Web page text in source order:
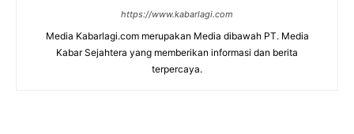
https://www.kabarlagi.com
Media Kabarlagi.com merupakan Media dibawah PT. Media
Kabar Sejahtera yang memberikan informasi dan berita
terpercaya.